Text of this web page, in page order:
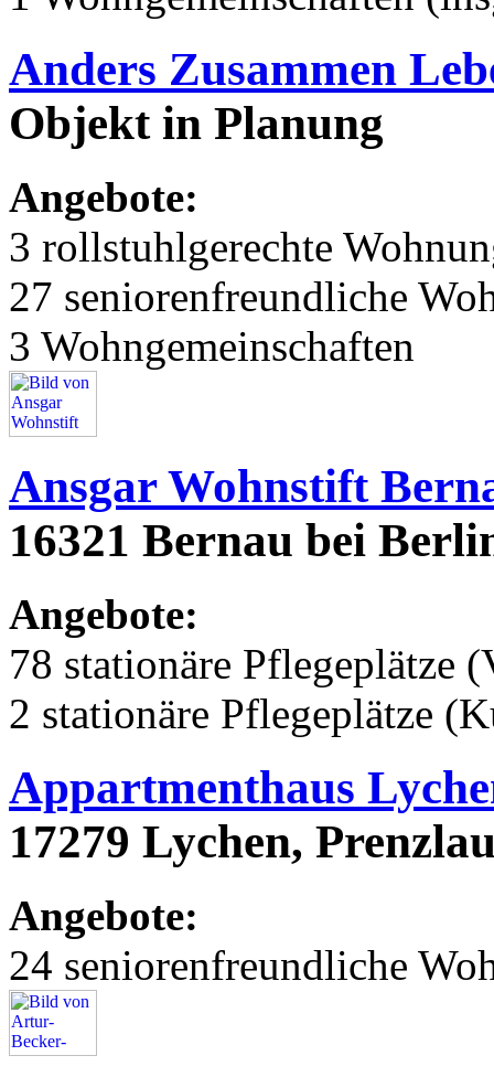
Anders Zusammen
Objekt in Planung
Angebote:
3 rollstuhlgerechte
27 seniorenfreundliche
3 Wohngemeinschaften
Ansgar Wohnstift
16321 Bernau bei
Angebote:
78 stationäre Pflegeplätze
2 stationäre Pflegeplätze
Appartmenthaus
17279 Lychen,
Angebote:
24 seniorenfreundliche